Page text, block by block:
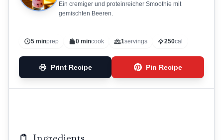
Ein cremiger und proteinreicher Smoothie mit
gemischten Beeren.
5 minprep 0 mincook 1servings 250cal
Print Recipe Pin Recipe